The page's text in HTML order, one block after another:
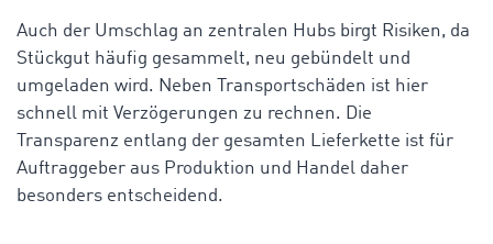
Auch der Umschlag an zentralen Hubs birgt Risiken, da
Stückgut häufig gesammelt, neu gebündelt und
umgeladen wird. Neben Transportschäden ist hier
schnell mit Verzögerungen zu rechnen. Die
Transparenz entlang der gesamten Lieferkette ist für
Auftraggeber aus Produktion und Handel daher
besonders entscheidend.